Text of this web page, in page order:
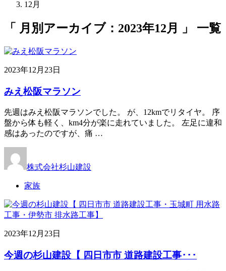
12月
「 月別アーカイブ：2023年12月 」 一覧
2023年12月23日
みえ松阪マラソン
先週はみえ松阪マラソンでした。 が、12kmでリタイヤ。 序
盤から体も軽く、km4分が楽に走れていました。 左足に違和
感はあったのですが、痛 …
株式会社杉山建設
家族
2023年12月23日
今週の杉山建設【 四日市市 道路建設工事･･･